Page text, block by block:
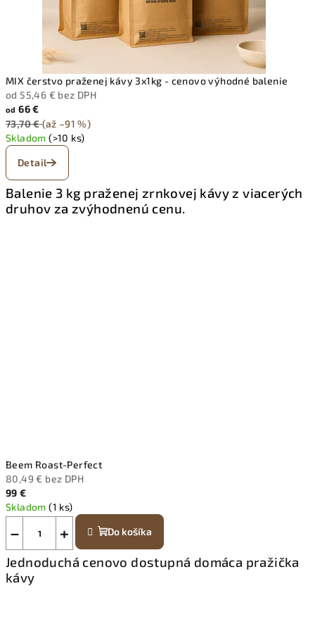
MIX čerstvo praženej kávy 3x1kg - cenovo výhodné balenie
od 55,46 € bez DPH
od 66 €
73,70 € (až –91 %)
Skladom(>10 ks)
Detail
Balenie 3 kg praženej zrnkovej kávy z viacerých
druhov za zvýhodnenú cenu.
Beem Roast-Perfect
80,49 € bez DPH
99 €
Skladom(1 ks)
+
− Do košíka
Jednoduchá cenovo dostupná domáca pražička
kávy